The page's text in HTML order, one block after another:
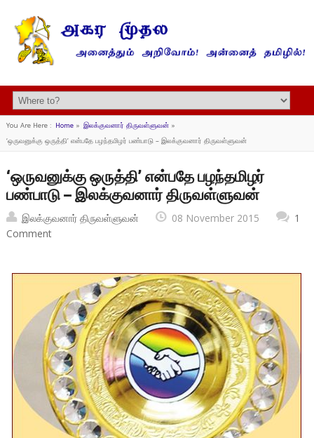
You Are Here : Home» இலக்குவனார் திருவள்ளுவன்»
‘ஒருவனுக்கு ஒருத்தி’ என்பதே பழந்தமிழர் பண்பாடு – இலக்குவனார் திருவள்ளுவன்
‘ஒருவனுக்கு ஒருத்தி’ என்பதே பழந்தமிழர்
பண்பாடு – இலக்குவனார் திருவள்ளுவன்
இலக்குவனார் திருவள்ளுவன் 08 November 2015
1
Comment